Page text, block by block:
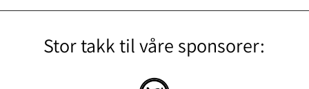
Stor takk til våre sponsorer: